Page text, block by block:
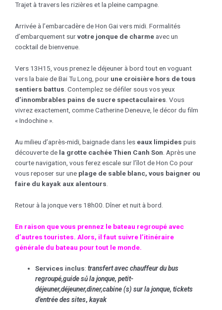
Trajet à travers les rizières et la pleine campagne.
Arrivée à l’embarcadère de Hon Gai vers midi. Formalités
d’embarquement survotre jonque de charme avec un
cocktail de bienvenue.
Vers 13H15, vous prenez le déjeuner à bord tout en voguant
vers la baie de Bai Tu Long, pour une croisière hors de tous
sentiers battus . Contemplez se défiler sous vos yeux
d’innombrables pains de sucre spectaculaires . Vous
vivrez exactement, comme Catherine Deneuve, le décor du film
« Indochine ».
Au milieu d’après-midi, baignade dans les eaux limpides puis
découverte de la grotte cachée Thien Canh Son . Après une
courte navigation, vous ferez escale sur l’îlot de Hon Co pour
vous reposer sur une plage de sable blanc, vous baigner ou
faire du kayak aux alentours
Retour à la jonque vers 18h00. Dîner et nuit à bord.
En raison que vous prennez le bateau regroupé avec
d’autres touristes. Alors, il faut suivre l’itinéraire
générale du bateau pour tout le monde.
Services inclus: transfert avec chauffeurdu bus
regroupé,guidesủ la jonque, petit-
déjeuner,déjeuner,diner,cabine (s) sur la jonque, tickets
d’entrée des sites,kayak